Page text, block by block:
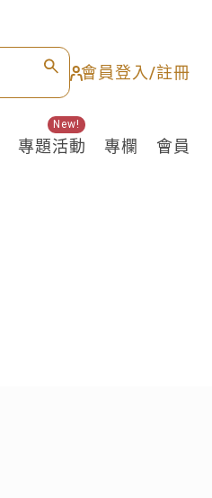
會員登入/註冊
專題活動
New!
專欄 會員